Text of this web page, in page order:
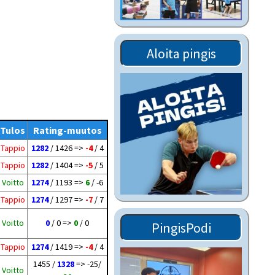
Tulos Rating-muutos
Tappio 1282/ 1426 => -4/ 4
Tappio 1282/ 1404 => -5/ 5
Voitto 1274/ 1193 => 6 / -6
Tappio 1274/ 1297 => -7/ 7
Voitto 0 / 0 => 0 / 0
Tappio 1274/ 1419 => -4/ 4
Voitto
1455 / 1328=> -25/
Aloita pingis
PingisPodi